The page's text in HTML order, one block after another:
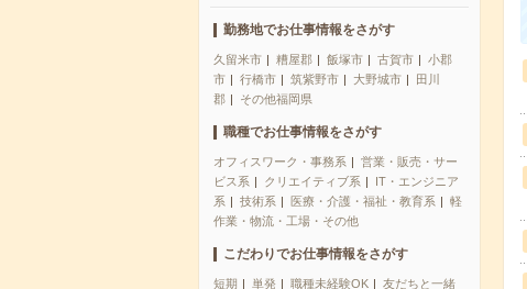
勤務地でお仕事情報をさがす
久留米市 糟屋郡 飯塚市 古賀市
小郡
市
行橋市 筑紫野市 大野城市
田川
郡
その他福岡県
職種でお仕事情報をさがす
オフィスワーク・事務系
営業・販売・サー
ビス系
クリエイティブ系
IT・エンジニア
系
技術系 医療・介護・福祉・教育系
軽
作業・物流・工場・その他
こだわりでお仕事情報をさがす
短期 単発 職種未経験OK
友だちと一緒